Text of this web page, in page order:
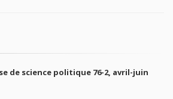
de science politique 76-2, avril-juin